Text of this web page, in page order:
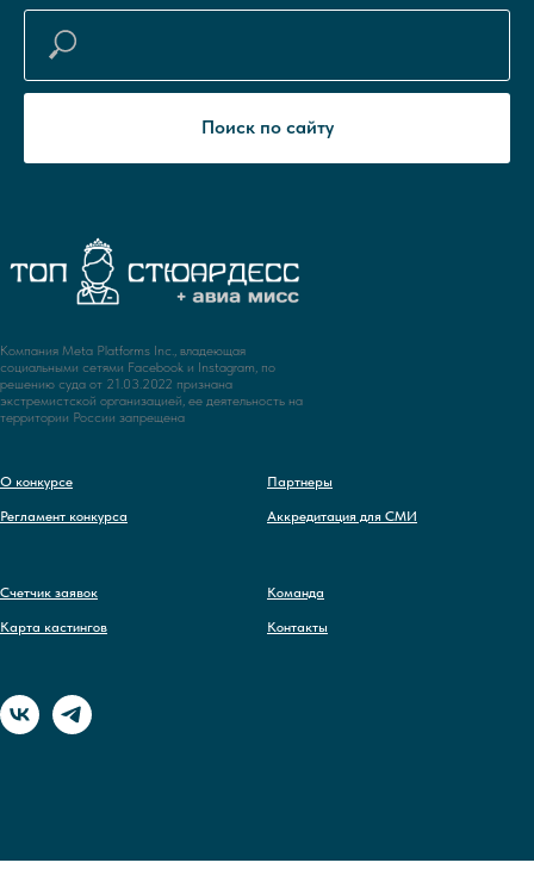
Поиск по сайту
Компания Meta Platforms Inc., владеющая
социальными сетями Facebook и Instagram, по
решению суда от 21.03.2022 признана
экстремистской организацией, ее деятельность на
территории России запрещена
О конкурсе
Регламент конкурса
Партнеры
Аккредитация для СМИ
Счетчик заявок
Карта кастингов
Команда
Контакты